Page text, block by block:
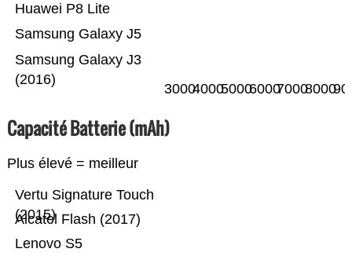
Samsung Galaxy J3
(2016)
Samsung Galaxy J5
Huawei P8 Lite
300040005000600070008000
Capacité Batterie (mAh)
Plus élevé = meilleur
Lenovo S5
Alcatel Flash (2017)
Vertu Signature Touch
(2015)